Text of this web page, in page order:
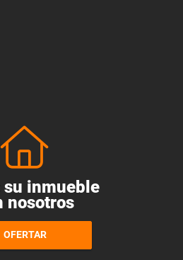
inmueble
nosotros
OFERTAR